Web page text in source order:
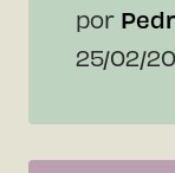
por
25/02/